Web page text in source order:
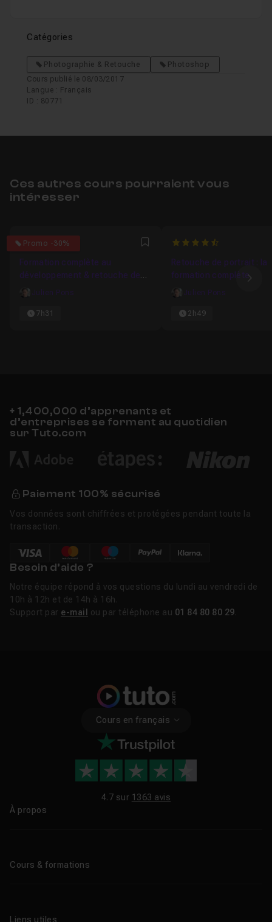
Catégories
Photographie & Retouche
Photoshop
Cours publié le 08/03/2017
Langue : Français
ID : 80771
Ces autres cours pourraient vous
intéresser
Promo -30%
4.8333333333333 Favori
Formation complète au
développement & retouche de
modeJulien Pons
7h31
4.3636363636364
Retouche de portrait : la
formation complète
Julien Pons
2h49
+ 1,400,000 d’apprenants et
d’entreprises se forment au quotidien
sur Tuto.com
Paiement 100% sécurisé
Vos données sont chiffrées et protégées pendant toute la
transaction.
Besoin d’aide ?
Notre équipe répond à vos questions du lundi au vendredi de
10h à 12h et de 14h à 16h.
Support par e-mail ou par téléphone au 01 84 80 80 29
Cours en français
4.7 sur 1363 avis
À propos
Cours & formations
Liens utiles